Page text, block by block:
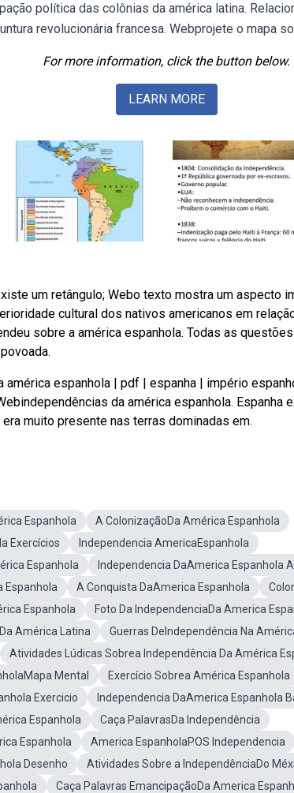
política das colônias da américa latina.
revolucionária francesa. Webprojete o mapa
For more information, click the button below.
LEARN MORE
um retângulo; Webo texto mostra um aspecto
cultural dos nativos americanos em
sobre a américa espanhola. Todas as
américa espanhola | pdf | espanha | império
da américa espanhola. Espanha
muito presente nas terras dominadas em.
Espanhola
A ColonizaçãoDa América Espanhola
Exercícios
Independencia AmericaEspanhola
Espanhola
Independencia DaAmerica Espanhola
Espanhola
A Conquista DaAmerica Espanhola
Espanhola
Foto Da IndependenciaDa America
América Latina
Guerras DeIndependência Na
Atividades Lúdicas Sobrea Independência Da América
Mental
Exercício Sobrea América Espanhola
Exercicio
Independencia DaAmerica Espanhola
Espanhola
Caça PalavrasDa Independência
Espanhola
America EspanholaPOS Independencia
Desenho
Atividades Sobre a IndependênciaDo
Caça Palavras EmancipaçãoDa America